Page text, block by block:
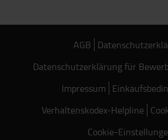
AGB
Datenschutzerklärung für
Impressum
Verhaltenskodex-Helpline
Cookie-